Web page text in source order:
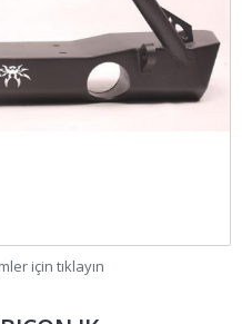
için tıklayın